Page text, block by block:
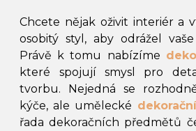
Chcete nějak oživit interiér a
osobitý styl, aby odrážel
Právě k tomu nabízíme
které spojují smysl pro
tvorbu. Nejedná se
kýče, ale umělecké
řada dekoračních předmětů